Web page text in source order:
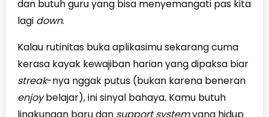
dan butuh guru yang bisa menyemangati pas kita
lagi down.
Kalau rutinitas buka aplikasimu sekarang cuma
kerasa kayak kewajiban harian yang dipaksa biar
streak-nya nggak putus (bukan karena beneran
enjoybelajar), ini sinyal bahaya. Kamu butuh